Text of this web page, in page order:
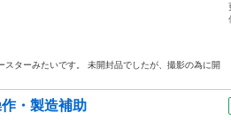
ターみたいです。 未開封品でしたが、撮影の為に開
・製造補助